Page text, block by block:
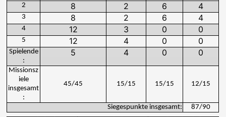
2
3
4
5
Spielende
:
Missionsz
iele
insgesamt
:
45/45 15/15 15/15 12/15
Siegespunkte insgesamt: 87/90